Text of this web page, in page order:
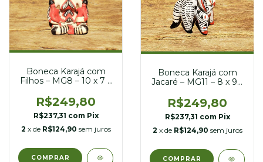
Boneca Karajá com
Filhos – MG8 – 10 x 7 x
R$249,80
R$237,31 com Pix
2 x de R$124,90 sem juros
Boneca Karajá com
Jacaré – MG11 – 8 x 9 x
R$249,80
R$237,31 com Pix
2 x de R$124,90 sem juros